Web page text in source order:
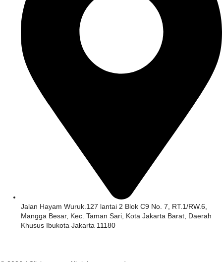
Jalan Hayam Wuruk.127 lantai 2 Blok C9 No. 7, RT.1/RW.6,
Mangga Besar, Kec. Taman Sari, Kota Jakarta Barat, Daerah
Khusus Ibukota Jakarta 11180